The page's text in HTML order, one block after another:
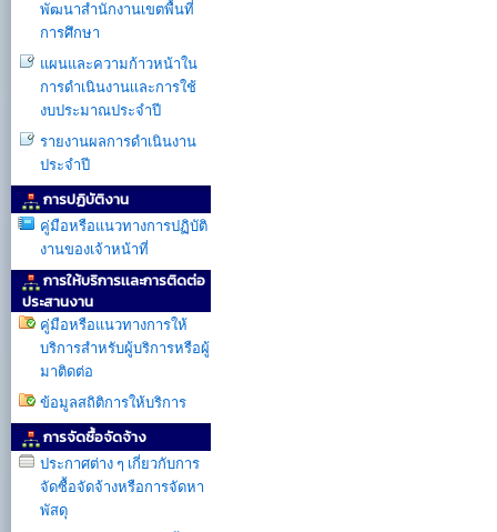
พัฒนาสำนักงานเขตพื้นที่
การศึกษา
แผนและความก้าวหน้าใน
การดำเนินงานเเละการใช้
งบประมาณประจำปี
รายงานผลการดำเนินงาน
ประจำปี
การปฏิบัติงาน
คู่มือหรือแนวทางการปฏิบัติ
งานของเจ้าหน้าที่
การให้บริการเเละการติดต่อ
ประสานงาน
คู่มือหรือแนวทางการให้
บริการสำหรับผู้บริการหรือผู้
มาติดต่อ
ข้อมูลสถิติการให้บริการ
การจัดซื้อจัดจ้าง
ประกาศต่าง ๆ เกี่ยวกับการ
จัดซื้อจัดจ้างหรือการจัดหา
พัสดุ